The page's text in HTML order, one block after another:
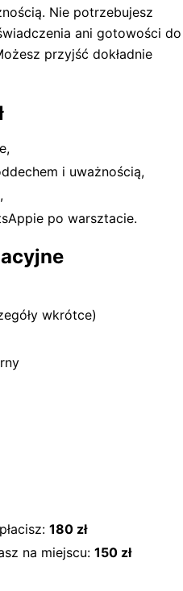
Nie potrzebujesz
ani gotowości do
przyjść dokładnie
i uważnością,
po warsztacie.
wkrótce)
180 zł
na miejscu: 150 zł